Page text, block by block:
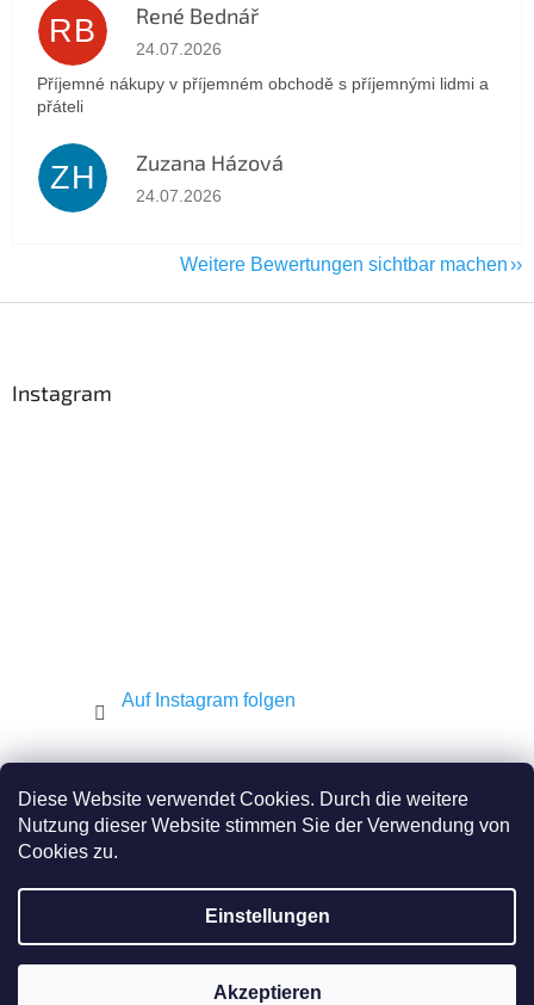
Diese Website verwendet Cookies. Durch die weitere
Nutzung dieser Website stimmen Sie der Verwendung von
Cookies zu.
Einstellungen
Akzeptieren
RB René Bednář
Die Shop-Bewertung beträgt 5 von 5 Sternen.
24.07.2026
Příjemné nákupy v příjemném obchodě s příjemnými lidmi a
přáteli
ZH Zuzana Házová
Die Shop-Bewertung beträgt 5 von 5 Sternen.
24.07.2026
Weitere Bewertungen sichtbar machen
Instagram
Auf Instagram folgen
Erstellt von Shoptet
Copyright 2026JEWISH E-SHOP. Alle Rechte
vorbehalten.